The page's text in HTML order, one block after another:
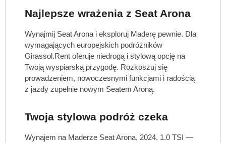
Najlepsze wrażenia z Seat Arona
Wynajmij Seat Arona i eksploruj Maderę pewnie. Dla
wymagających europejskich podróżników
Girassol.Rent oferuje niedrogą i stylową opcję na
Twoją wyspiarską przygodę. Rozkoszuj się
prowadzeniem, nowoczesnymi funkcjami i radością
z jazdy zupełnie nowym Seatem Aroną.
Twoja stylowa podróż czeka
Wynajem na Maderze Seat Arona, 2024, 1.0 TSI —